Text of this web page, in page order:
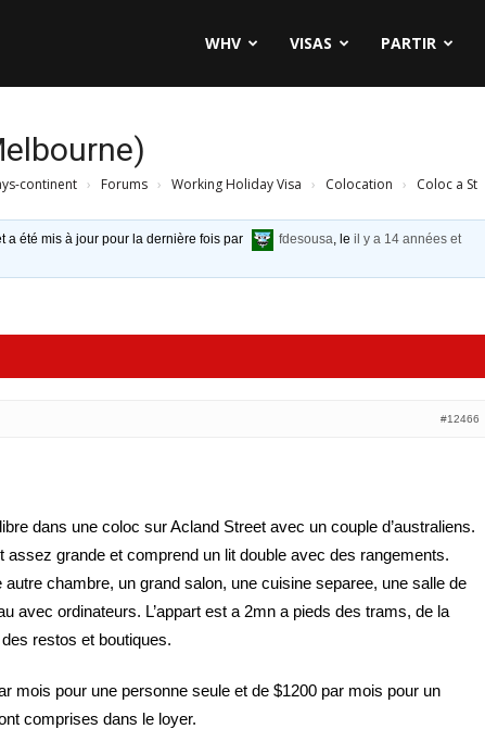
WHV VISAS PARTIR
continent › Forums › Working Holiday Visa › Colocation ›
Coloc a St
a été mis à jour pour la dernière fois par fdesousa, leil y a 14 années et
#12466
dans une coloc sur Acland Street avec un couple d’australiens.
assez grande et comprend un lit double avec des rangements.
autre chambre, un grand salon, une cuisine separee, une salle de
avec ordinateurs. L’appart est a 2mn a pieds des trams, de la
restos et boutiques.
mois pour une personne seule et de $1200 par mois pour un
comprises dans le loyer.